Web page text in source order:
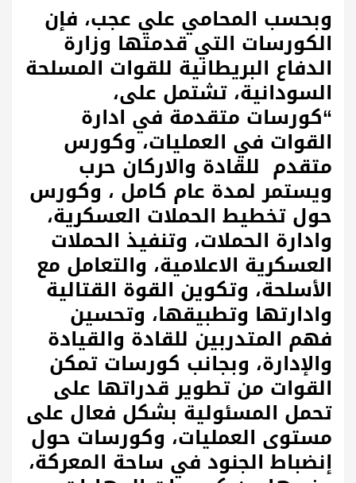
وبحسب المحامي علي عجب، فإن
الكورسات التي قدمتها وزارة
الدفاع البريطانية للقوات المسلحة
السودانية، تشتمل على،
“كورسات متقدمة في ادارة
القوات في العمليات، وكورس
متقدم للقادة والاركان حرب
ويستمر لمدة عام كامل ، وكورس
حول تخطيط الحملات العسكرية،
وادارة الحملات، وتنفيذ الحملات
العسكرية الاعلامية، والتعامل مع
الأسلحة، وتكوين القوة القتالية
وادارتها وتطبيقها، وتحسين
فهم المتدربين للقادة والقيادة
والإدارة، وبجانب كورسات تمكن
القوات من تطوير قدراتها على
تحمل المسئولية بشكل فعال على
مستوى العمليات، وكورسات حول
إنضباط الجنود في ساحة المعركة،